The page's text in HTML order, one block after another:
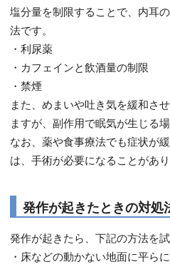
塩分量を制限することで、内耳
法です。
・利尿薬
・カフェインと飲酒量の制限
・禁煙
また、めまいや吐き気を緩和さ
ますが、副作用で眠気が生じる場
なお、薬や食事療法でも症状が
は、手術が必要になることがあり
発作が起きたときの対処
発作が起きたら、下記の方法を
・床などの動かない地面に平ら